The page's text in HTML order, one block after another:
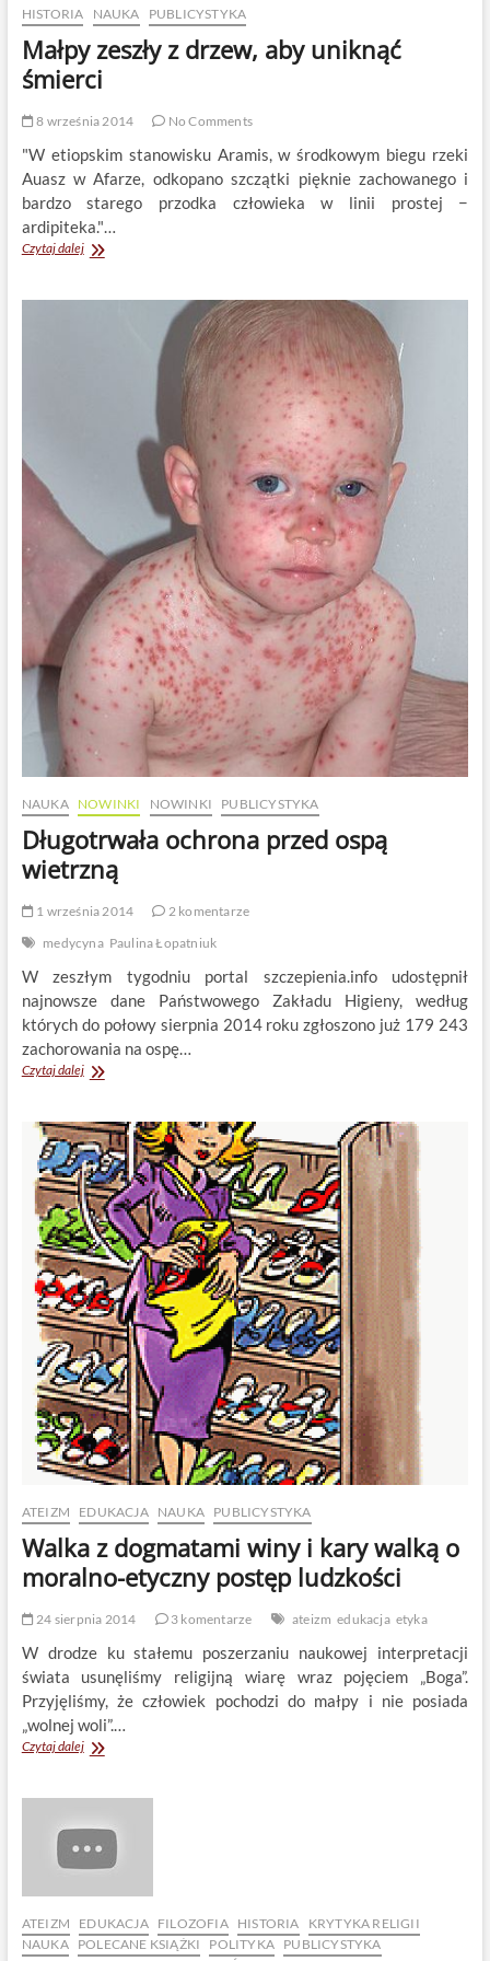
HISTORIA NAUKA PUBLICYSTYKA
Małpy zeszły z drzew, aby uniknąć
śmierci
8 września 2014 No Comments
"W etiopskim stanowisku Aramis, w środkowym biegu rzeki
Auasz w Afarze, odkopano szczątki pięknie zachowanego i
bardzo starego przodka człowieka w linii prostej −
ardipiteka."…
Czytaj dalejMałpy
drzew,
NAUKA NOWINKI NOWINKI PUBLICYSTYKA
Długotrwała ochrona przed ospą
wietrzną
1 września 2014
2 komentarze
medycyna Paulina Łopatniuk
W zeszłym tygodniu portal szczepienia.info udostępnił
najnowsze dane Państwowego Zakładu Higieny, według
których do połowy sierpnia 2014 roku zgłoszono już 179 243
zachorowania na ospę…
Czytaj dalejDługotrwała
ospą
wietrzną
ATEIZM EDUKACJA NAUKA PUBLICYSTYKA
Walka z dogmatami winy i kary walką o
moralno-etyczny postęp ludzkości
24 sierpnia 2014 3 komentarze ateizm edukacja etyka
W drodze ku stałemu poszerzaniu naukowej interpretacji
świata usunęliśmy religijną wiarę wraz pojęciem „Boga”.
Przyjęliśmy, że człowiek pochodzi do małpy i nie posiada
„wolnej woli”.…
Czytaj dalejWalka
kary
walką
etyczny
postęp
ATEIZM EDUKACJA FILOZOFIA HISTORIA
KRYTYKA RELIGII
NAUKA
POLECANE KSIĄŻKI POLITYKA
PUBLICYSTYKA